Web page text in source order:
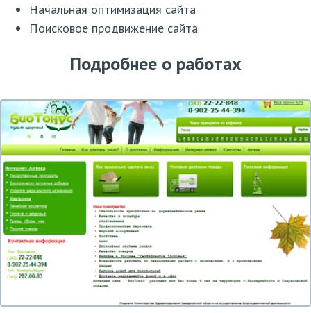
Начальная оптимизация сайта
Поисковое продвижение сайта
Подробнее о работах